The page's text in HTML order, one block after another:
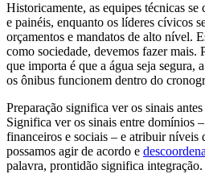
Historicamente, as equipes técnicas se
e painéis, enquanto os líderes cívicos
orçamentos e mandatos de alto nível.
como sociedade, devemos fazer mais.
que importa é que a água seja segura,
os ônibus funcionem dentro do
Preparação significa ver os sinais
Significa ver os sinais entre domínios
financeiros e sociais – e atribuir níveis
possamos agir de acordo e
palavra, prontidão significa integração.